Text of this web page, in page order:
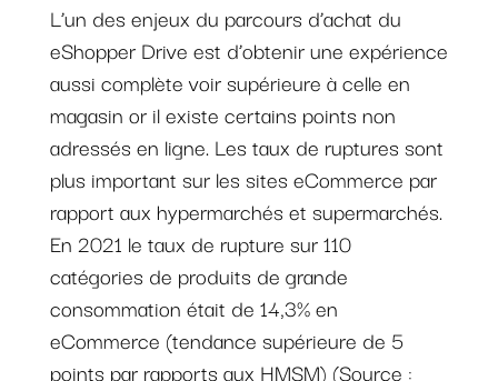
L’un des enjeux du parcours d’achat du
eShopper Drive est d’obtenir une expérience
aussi complète voir supérieure à celle en
magasin or il existe certains points non
adressés en ligne. Les taux de ruptures sont
plus important sur les sites eCommerce par
rapport aux hypermarchés et supermarchés.
En 2021 le taux de rupture sur 110
catégories de produits de grande
consommation était de 14,3% en
eCommerce (tendance supérieure de 5
points par rapports aux HMSM) (Source :